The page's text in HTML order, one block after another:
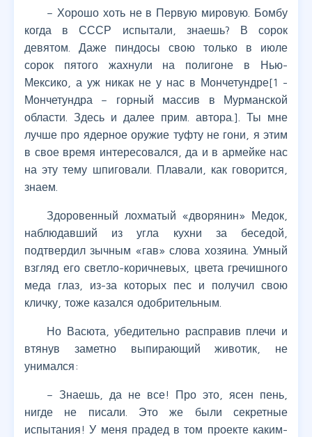
– Хорошо хоть не в Первую мировую. Бомбу
когда в СССР испытали, знаешь? В сорок
девятом. Даже пиндосы свою только в июле
сорок пятого жахнули на полигоне в Нью-
Мексико, а уж никак не у нас в Мончетундре[1 -
Мончетундра – горный массив в Мурманской
области. Здесь и далее прим. автора.]. Ты мне
лучше про ядерное оружие туфту не гони, я этим
в свое время интересовался, да и в армейке нас
на эту тему шпиговали. Плавали, как говорится,
знаем.
Здоровенный лохматый «дворянин» Медок,
наблюдавший из угла кухни за беседой,
подтвердил зычным «гав» слова хозяина. Умный
взгляд его светло-коричневых, цвета гречишного
меда глаз, из-за которых пес и получил свою
кличку, тоже казался одобрительным.
Но Васюта, убедительно расправив плечи и
втянув заметно выпирающий животик, не
унимался:
– Знаешь, да не все! Про это, ясен пень,
нигде не писали. Это же были секретные
испытания! У меня прадед в том проекте каким-